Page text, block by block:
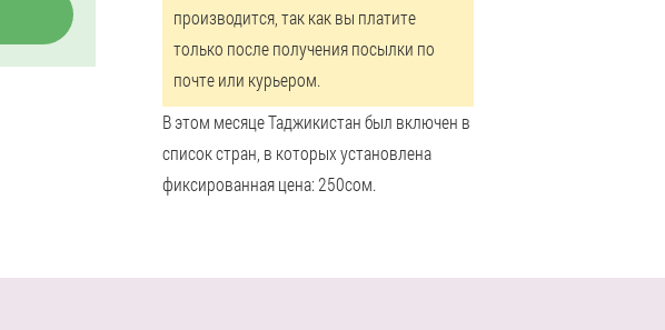
производится, так как вы платите
только после получения посылки по
почте или курьером.
В этом месяце Таджикистан был включен в
список стран, в которых установлена ​​
фиксированная цена: 250сом.